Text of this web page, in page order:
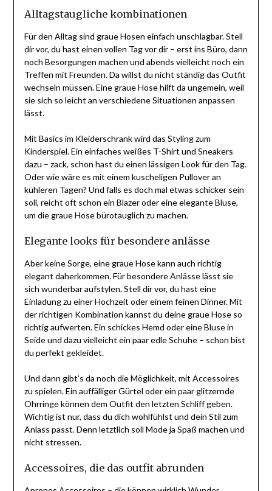
Alltagstaugliche kombinationen
Für den Alltag sind graue Hosen einfach unschlagbar. Stell
dir vor, du hast einen vollen Tag vor dir – erst ins Büro, dann
noch Besorgungen machen und abends vielleicht noch ein
Treffen mit Freunden. Da willst du nicht ständig das Outfit
wechseln müssen. Eine graue Hose hilft da ungemein, weil
sie sich so leicht an verschiedene Situationen anpassen
lässt.
Mit Basics im Kleiderschrank wird das Styling zum
Kinderspiel. Ein einfaches weißes T-Shirt und Sneakers
dazu – zack, schon hast du einen lässigen Look für den Tag.
Oder wie wäre es mit einem kuscheligen Pullover an
kühleren Tagen? Und falls es doch mal etwas schicker sein
soll, reicht oft schon ein Blazer oder eine elegante Bluse,
um die graue Hose bürotauglich zu machen.
Elegante looks für besondere anlässe
Aber keine Sorge, eine graue Hose kann auch richtig
elegant daherkommen. Für besondere Anlässe lässt sie
sich wunderbar aufstylen. Stell dir vor, du hast eine
Einladung zu einer Hochzeit oder einem feinen Dinner. Mit
der richtigen Kombination kannst du deine graue Hose so
richtig aufwerten. Ein schickes Hemd oder eine Bluse in
Seide und dazu vielleicht ein paar edle Schuhe – schon bist
du perfekt gekleidet.
Und dann gibt’s da noch die Möglichkeit, mit Accessoires
zu spielen. Ein auffälliger Gürtel oder ein paar glitzernde
Ohrringe können dem Outfit den letzten Schliff geben.
Wichtig ist nur, dass du dich wohlfühlst und dein Stil zum
Anlass passt. Denn letztlich soll Mode ja Spaß machen und
nicht stressen.
Accessoires, die das outfit abrunden